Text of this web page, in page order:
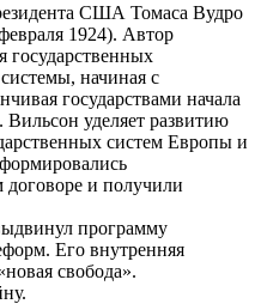
США Томаса Вудро
1924). Автор
государственных
начиная с
государствами начала
уделяет развитию
систем Европы и
договоре и получили
программу
Его внутренняя
свобода».